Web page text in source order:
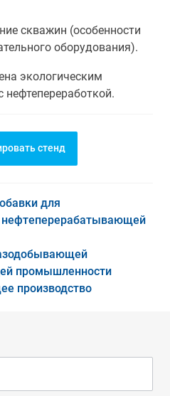
скважин (особенности
оборудования).
экологическим
стенд
для
промышленности
производство